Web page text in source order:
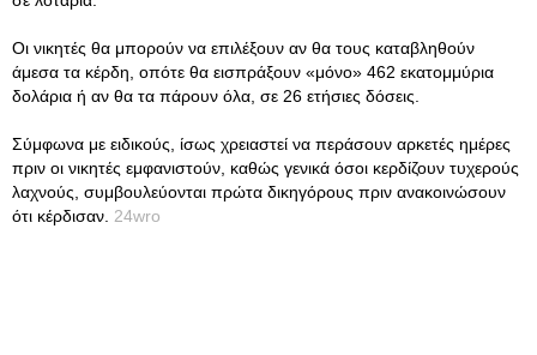
Οι νικητές θα μπορούν να επιλέξουν αν θα τους καταβληθούν
άμεσα τα κέρδη, οπότε θα εισπράξουν «μόνο» 462 εκατομμύρια
δολάρια ή αν θα τα πάρουν όλα, σε 26 ετήσιες δόσεις.
Σύμφωνα με ειδικούς, ίσως χρειαστεί να περάσουν αρκετές ημέρες
πριν οι νικητές εμφανιστούν, καθώς γενικά όσοι κερδίζουν τυχερούς
λαχνούς, συμβουλεύονται πρώτα δικηγόρους πριν ανακοινώσουν
ότι κέρδισαν. 24wro